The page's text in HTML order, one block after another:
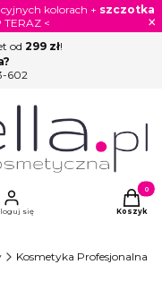
kolorach + szczotka
TERAZ < ×
od 299 zł!
602
się Koszyk
Kosmetyka Profesjonalna